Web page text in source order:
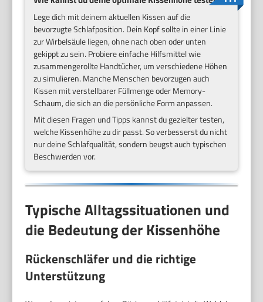
Lege dich mit deinem aktuellen Kissen auf die
bevorzugte Schlafposition. Dein Kopf sollte in einer Linie
zur Wirbelsäule liegen, ohne nach oben oder unten
gekippt zu sein. Probiere einfache Hilfsmittel wie
zusammengerollte Handtücher, um verschiedene Höhen
zu simulieren. Manche Menschen bevorzugen auch
Kissen mit verstellbarer Füllmenge oder Memory-
Schaum, die sich an die persönliche Form anpassen.
Mit diesen Fragen und Tipps kannst du gezielter testen,
welche Kissenhöhe zu dir passt. So verbesserst du nicht
nur deine Schlafqualität, sondern beugst auch typischen
Beschwerden vor.
Typische Alltagssituationen und
die Bedeutung der Kissenhöhe
Rückenschläfer und die richtige
Unterstützung